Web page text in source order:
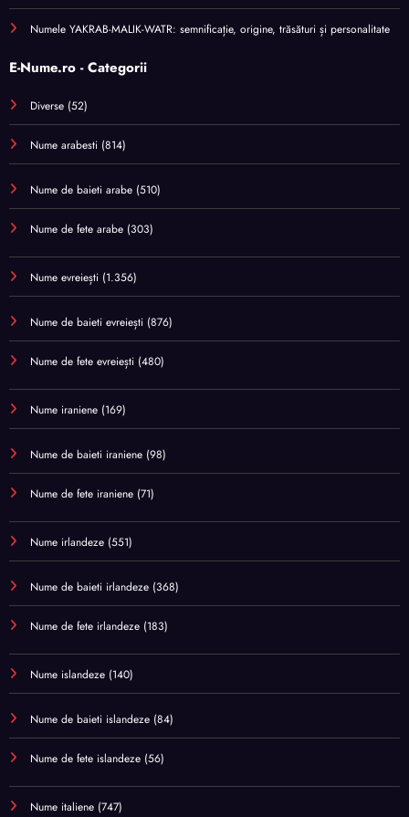
Numele YAKRAB-MALIK-WATR: semnificație, origine, trăsături și personalitate
E-Nume.ro - Categorii
Diverse (52)
Nume arabesti (814)
Nume de baieti arabe (510)
Nume de fete arabe (303)
Nume evreiești (1.356)
Nume de baieti evreiești (876)
Nume de fete evreiești (480)
Nume iraniene (169)
Nume de baieti iraniene (98)
Nume de fete iraniene (71)
Nume irlandeze (551)
Nume de baieti irlandeze (368)
Nume de fete irlandeze (183)
Nume islandeze (140)
Nume de baieti islandeze (84)
Nume de fete islandeze (56)
Nume italiene (747)